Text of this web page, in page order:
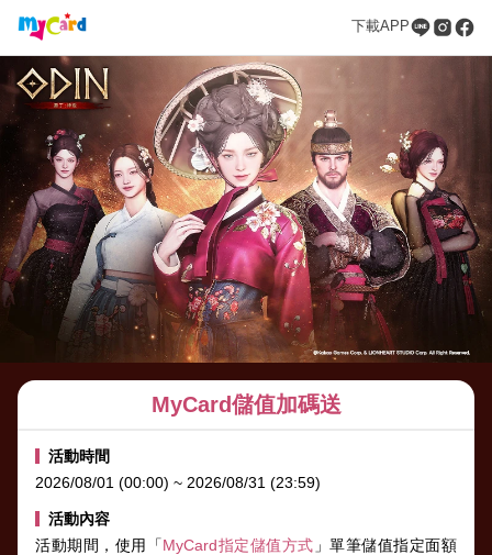
下載APP
MyCard儲值加碼送
活動時間
2026/08/01 (00:00) ~ 2026/08/31 (23:59)
活動內容
活動期間，使用「MyCard指定儲值方式 」單筆儲值指定面額